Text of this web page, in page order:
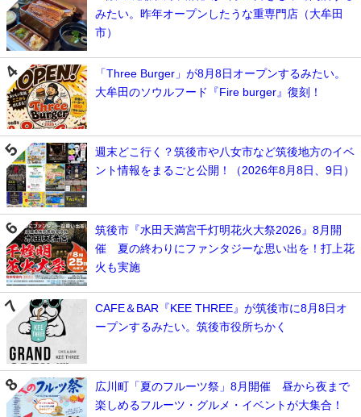
みたい。昨年オープンしたうな重専門店（大牟田
市）
「Three Burger」が8月8日オープンするみたい。
大牟田のソウルフード『Fire burger』復刻！
週末どこ行く？筑後市や八女市など筑後地方のイベ
ント情報をまるごと公開！（2026年8月8日、9日）
筑後市『水田天満宮千灯明花火大祭2026』8月開
催 夏の終わりにファンタジーな思い出を！打上花
火も実施
CAFE＆BAR『KEE THREE』が筑後市に8月8日オ
ープンするみたい。筑後市役所ちかく
広川町「夏のフルーツ祭」8月開催 昼から夜まで
楽しめるフルーツ・グルメ・イベントが大集合！